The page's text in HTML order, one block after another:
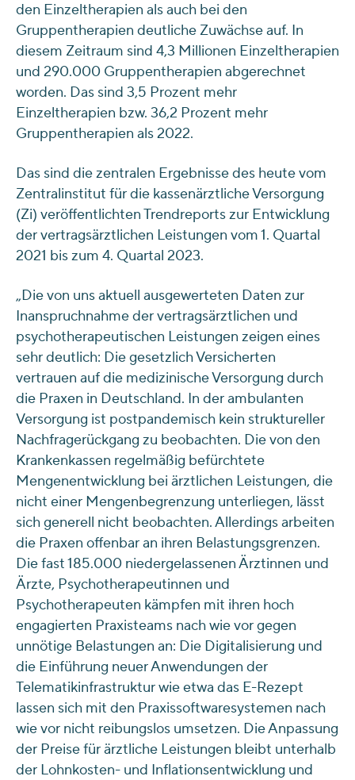
den Einzeltherapien als auch bei den
Gruppentherapien deutliche Zuwächse auf. In
diesem Zeitraum sind 4,3 Millionen Einzeltherapien
und 290.000 Gruppentherapien abgerechnet
worden. Das sind 3,5 Prozent mehr
Einzeltherapien bzw. 36,2 Prozent mehr
Gruppentherapien als 2022.
Das sind die zentralen Ergebnisse des heute vom
Zentralinstitut für die kassenärztliche Versorgung
(Zi) veröffentlichten Trendreports zur Entwicklung
der vertragsärztlichen Leistungen vom 1. Quartal
2021 bis zum 4. Quartal 2023.
„Die von uns aktuell ausgewerteten Daten zur
Inanspruchnahme der vertragsärztlichen und
psychotherapeutischen Leistungen zeigen eines
sehr deutlich: Die gesetzlich Versicherten
vertrauen auf die medizinische Versorgung durch
die Praxen in Deutschland. In der ambulanten
Versorgung ist postpandemisch kein struktureller
Nachfragerückgang zu beobachten. Die von den
Krankenkassen regelmäßig befürchtete
Mengenentwicklung bei ärztlichen Leistungen, die
nicht einer Mengenbegrenzung unterliegen, lässt
sich generell nicht beobachten. Allerdings arbeiten
die Praxen offenbar an ihren Belastungsgrenzen.
Die fast 185.000 niedergelassenen Ärztinnen und
Ärzte, Psychotherapeutinnen und
Psychotherapeuten kämpfen mit ihren hoch
engagierten Praxisteams nach wie vor gegen
unnötige Belastungen an: Die Digitalisierung und
die Einführung neuer Anwendungen der
Telematikinfrastruktur wie etwa das E-Rezept
lassen sich mit den Praxissoftwaresystemen nach
wie vor nicht reibungslos umsetzen. Die Anpassung
der Preise für ärztliche Leistungen bleibt unterhalb
der Lohnkosten- und Inflationsentwicklung und